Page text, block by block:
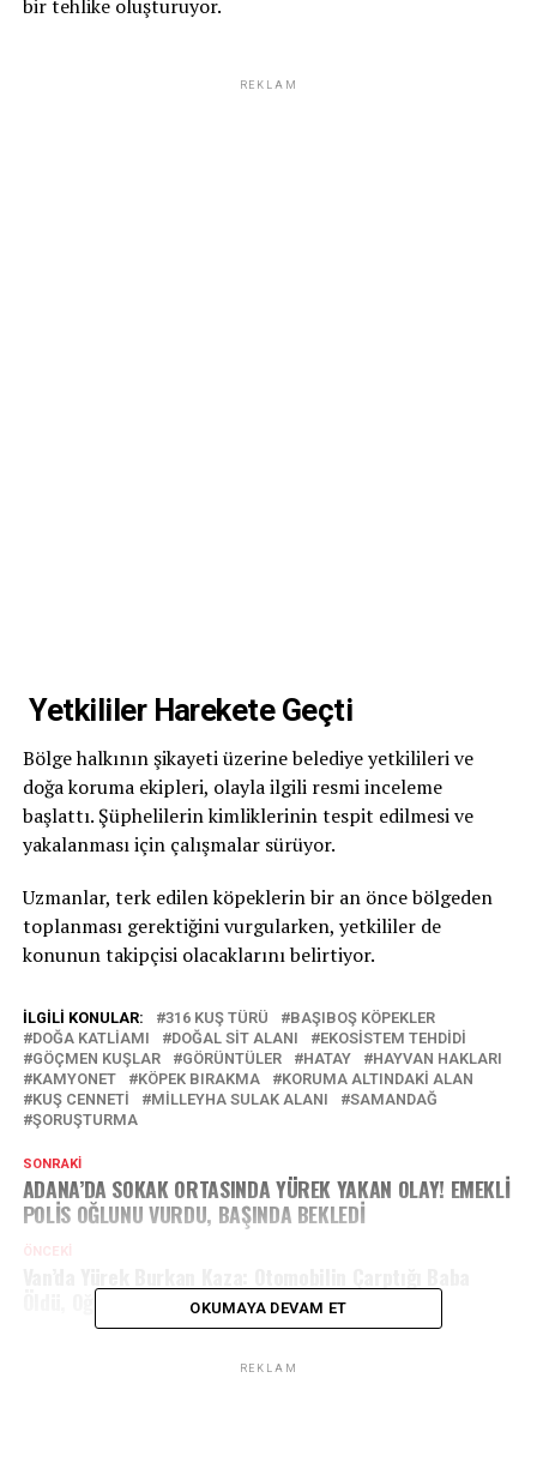
bir tehlike oluşturuyor.
REKLAM
Yetkililer Harekete Geçti
Bölge halkının şikayeti üzerine belediye yetkilileri ve
doğa koruma ekipleri, olayla ilgili resmi inceleme
başlattı. Şüphelilerin kimliklerinin tespit edilmesi ve
yakalanması için çalışmalar sürüyor.
Uzmanlar, terk edilen köpeklerin bir an önce bölgeden
toplanması gerektiğini vurgularken, yetkililer de
konunun takipçisi olacaklarını belirtiyor.
İLGILI KONULAR: 316 KUŞ TÜRÜ
BAŞIBOŞ KÖPEKLER
DOĞA KATLIAMI
DOĞAL SIT ALANI
EKOSISTEM TEHDIDI
GÖÇMEN KUŞLAR
GÖRÜNTÜLER HATAY
HAYVAN HAKLARI
KAMYONET
KÖPEK BIRAKMA
KORUMA ALTINDAKI ALAN
KUŞ CENNETI
MILLEYHA SULAK ALANI
SAMANDAĞ
ŞORUŞTURMA
SONRAKI
ADANA’DA SOKAK ORTASINDA YÜREK YAKAN OLAY! EMEKLİ
POLİS OĞLUNU VURDU, BAŞINDA BEKLEDİ
ÖNCEKI
Öldü, Oğlu YaralandıOKUMAYA DEVAM ET
REKLAM